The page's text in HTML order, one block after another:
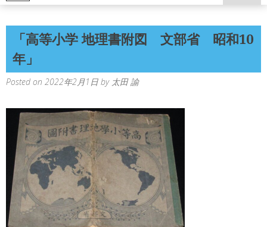
「高等小学 地理書附図 文部省 昭和10
年」
Posted on 2022年2月1日 by 太田 諭